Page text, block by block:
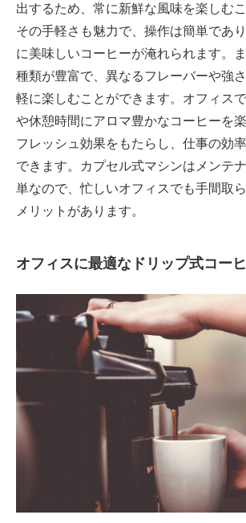
出するため、常に新鮮な風味を楽しむ
その手軽さも魅力で、操作は簡単であ
に美味しいコーヒーが淹れられます。
種類が豊富で、異なるフレーバーや強
軽に楽しむことができます。オフィス
や休憩時間にアロマ豊かなコーヒーを
フレッシュ効果をもたらし、仕事の効
できます。カプセル式マシンはメンテ
単なので、忙しいオフィスでも手間取
メリットがあります。
オフィスに最適なドリップ式コー